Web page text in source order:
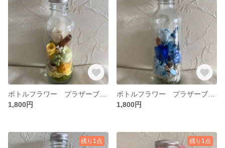
1,800円
1,800円
残り1点 残り1点